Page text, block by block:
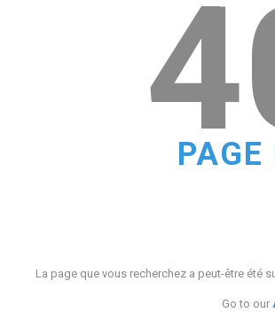
La page que vous recherchez a peut-être été
Go to our